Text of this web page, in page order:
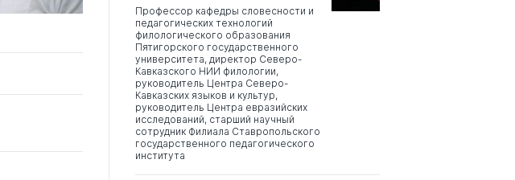
Профессор кафедры словесности и
педагогических технологий
филологического образования
Пятигорского государственного
университета, директор Северо-
Кавказского НИИ филологии,
руководитель Центра Северо-
Кавказских языков и культур,
руководитель Центра евразийских
исследований, старший научный
сотрудник Филиала Ставропольского
государственного педагогического
института